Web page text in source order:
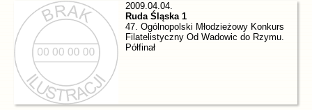
2009.04.04.
Ruda Śląska 1
47. Ogólnopolski Młodzieżowy Konkurs
Filatelistyczny Od Wadowic do Rzymu.
Półfinał